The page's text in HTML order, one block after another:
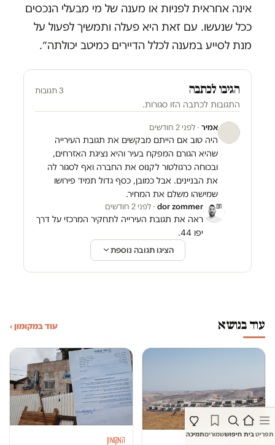
תפריטבית חיפוששמוריםתמיכה
אינה אחראית לפניות או מענה של מי מבעלי הנכסים
ככל שנעשו. עם זאת היא פעלה ותמשיך לפעול על
מנת לסייע במענה לכלל הדיירים כמיטב יכולתה״.
הגיבו לכתבה 3 תגובות
התגובות לכתבה הזו סגורות.
אמיר · לפני 2 חודשים
היה טוב אם הייתם מבקשים את תגובת העירייה
שהיא הגורם המפקח בעיר והיא נציגת האזרחים,
ובכוחה כרגולטור לקנוס את החברה ואף לסגור לה
את הבניינים. אבל כמובן, כסף גדול תמיד פירושו
שמישהו משלם את המחיר.
dor zommer · לפני 2 חודשים
ראה את תגובת העירייה לתחקיר המרכזי על דרך
יפו 44.
הציגו תגובה נוספת
עוד בנושא עוד במקומון ›
המקומון